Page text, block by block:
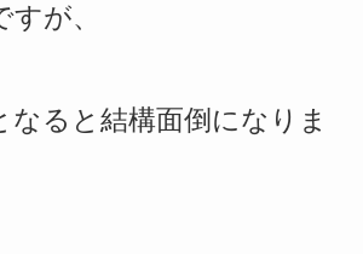
が、
なると結構面倒になりま